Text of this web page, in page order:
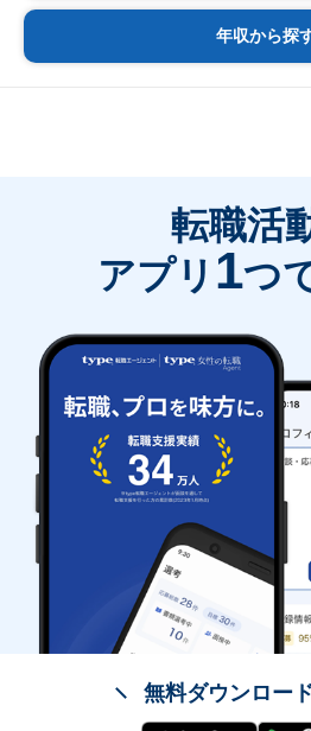
年収から探
転職活
アプリ 1つ
無料ダウンロー